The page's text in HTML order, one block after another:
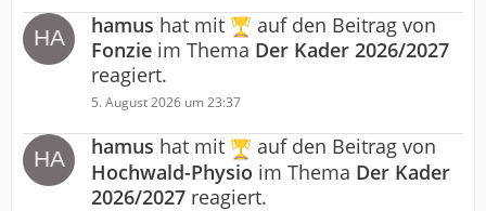
hamus hat mit
auf den Beitrag von
Fonzie im Thema Der Kader 2026/2027
reagiert.
5. August 2026 um 23:37
hamus hat mit
auf den Beitrag von
Hochwald-Physio im Thema Der Kader
2026/2027 reagiert.